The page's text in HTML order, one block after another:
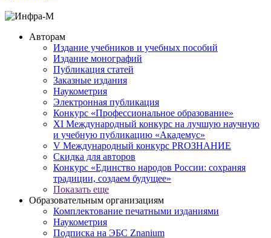
Авторам
Издание учебников и учебных пособий
Издание монографий
Публикация статей
Заказные издания
Наукометрия
Электронная публикация
Конкурс «Профессиональное образование»
XI Международный конкурс на лучшую научную
и учебную публикацию «Академус»
V Международный конкурс PROЗНАНИЕ
Скидка для авторов
Конкурс «Единство народов России: сохраняя
традиции, создаем будущее»
Показать еще
Образовательным организациям
Комплектование печатными изданиями
Наукометрия
Подписка на ЭБС Znanium